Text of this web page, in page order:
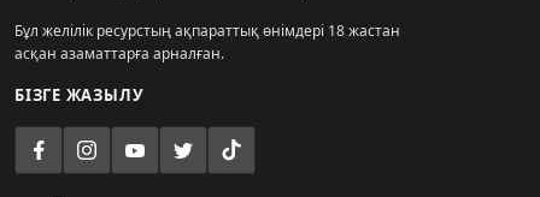
Бұл желілік ресурстың ақпараттық өнімдері 18 жастан
асқан азаматтарға арналған.
БІЗГЕ ЖАЗЫЛУ